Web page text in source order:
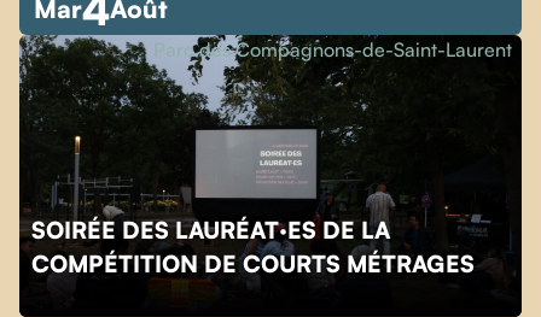
Mar Août
SOIRÉE DES LAURÉAT·ES DE LA
COMPÉTITION DE COURTS MÉTRAGES
Parc des Compagnons-de-Saint-Laurent